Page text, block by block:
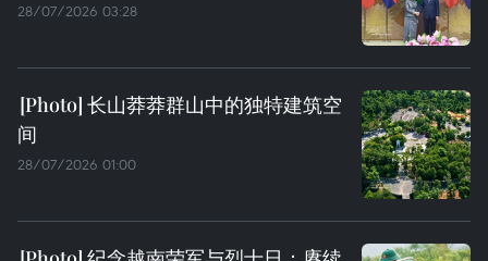
28/07/2026 03:28
长山莽莽群山中的独特建筑空
间
28/07/2026 01:00